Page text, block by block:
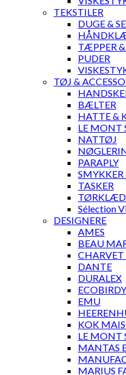
TEKSTILER
DUGE &
TÆPPER
PUDER
TØJ &
BÆLTER
HATTE &
LE MONT
NATTØJ
PARAPLY
TASKER
Sélection
DESIGNERE
AMES
BEAU
DANTE
DURALEX
ECOBIRDY
EMU
KOK
LE MONT
MANTAS
MARIUS